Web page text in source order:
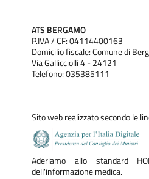
ATS BERGAMO
P.IVA / CF: 04114400163
Domicilio fiscale: Comune di
Via Gallicciolli 4 - 24121
Telefono: 035385111
Sito web realizzato secondo le
Aderiamo allo standard
dell'informazione medica.